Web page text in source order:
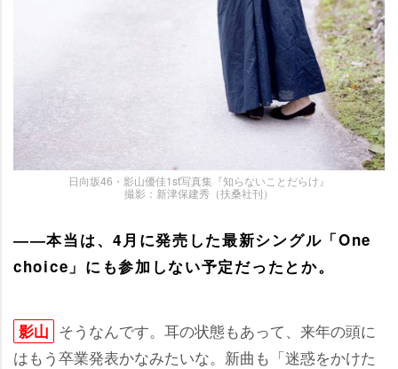
日向坂46・影山優佳1st写真集『知らないことだらけ』
撮影：新津保建秀（扶桑社刊）
――本当は、4月に発売した最新シングル「One
choice」にも参加しない予定だったとか。
影山 そうなんです。耳の状態もあって、来年の頭に
はもう卒業発表かなみたいな。新曲も「迷惑をかけた